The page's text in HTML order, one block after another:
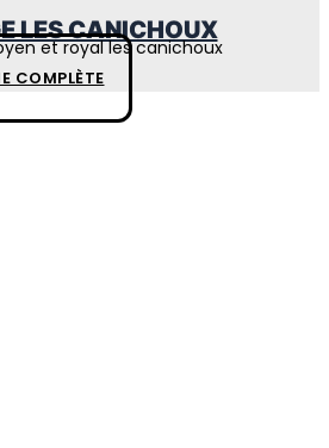
LES CANICHOUX
et royal les canichoux
COMPLÈTE